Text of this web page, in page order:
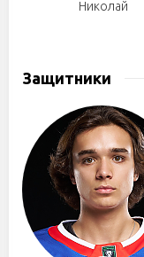
Николай
Защитники